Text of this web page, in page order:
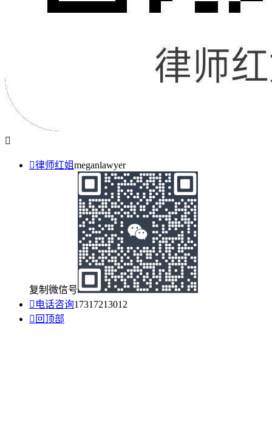

律师红姐meganlawyer
复制微信号
 电话咨询17317213012
 回顶部